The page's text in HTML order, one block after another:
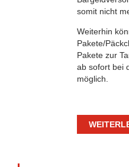
somit nicht
Weiterhin
Pakete/
Pakete zur
ab sofort bei
möglich.